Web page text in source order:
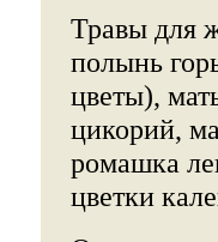
Травы для
полынь
цветы),
цикорий,
ромашка
цветки